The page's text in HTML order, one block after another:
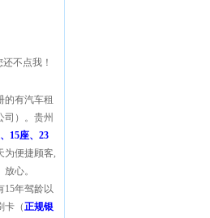
的有汽车租
司）。贵州
15座、23
为便捷顾客,
心。
15年驾龄以
卡（正规银